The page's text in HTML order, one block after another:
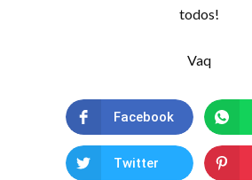
todos!
Vaq
Facebook
Twitter